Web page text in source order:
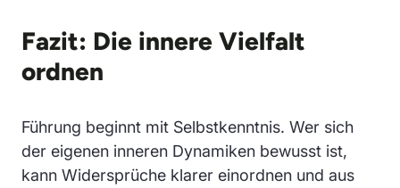
Fazit: Die innere Vielfalt
ordnen
Führung beginnt mit Selbstkenntnis. Wer sich
der eigenen inneren Dynamiken bewusst ist,
kann Widersprüche klarer einordnen und aus